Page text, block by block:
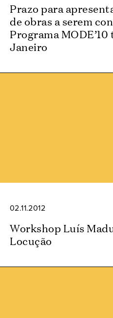
Prazo para
de obras a serem
Programa
Janeiro
02.11.2012
Workshop Luís
Locução